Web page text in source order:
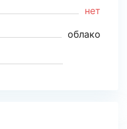
нет
облако